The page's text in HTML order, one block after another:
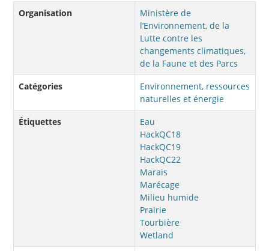
Organisation
Ministère de
l’Environnement, de la
Lutte contre les
changements climatiques,
de la Faune et des Parcs
Catégories
Environnement, ressources
naturelles et énergie
Étiquettes
Eau
HackQC18
HackQC19
HackQC22
Marais
Marécage
Milieu humide
Prairie
Tourbière
Wetland